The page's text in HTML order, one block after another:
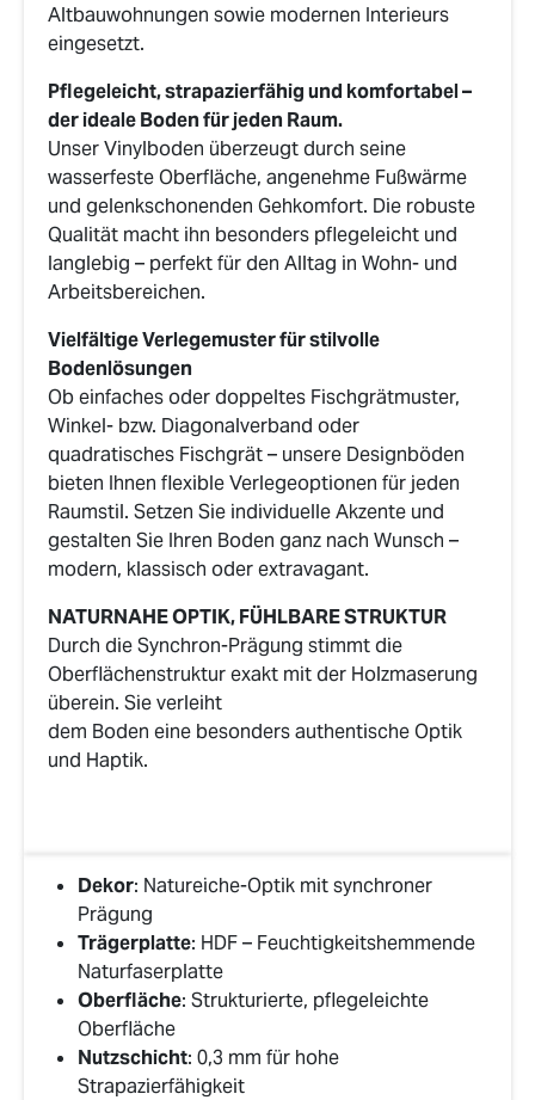
Altbauwohnungen sowie modernen Interieurs
eingesetzt.
Pflegeleicht, strapazierfähig und komfortabel –
der ideale Boden für jeden Raum.
Unser Vinylboden überzeugt durch seine
wasserfeste Oberfläche, angenehme Fußwärme
und gelenkschonenden Gehkomfort. Die robuste
Qualität macht ihn besonders pflegeleicht und
langlebig – perfekt für den Alltag in Wohn- und
Arbeitsbereichen.
Vielfältige Verlegemuster für stilvolle
Bodenlösungen
Ob einfaches oder doppeltes Fischgrätmuster,
Winkel- bzw. Diagonalverband oder
quadratisches Fischgrät – unsere Designböden
bieten Ihnen flexible Verlegeoptionen für jeden
Raumstil. Setzen Sie individuelle Akzente und
gestalten Sie Ihren Boden ganz nach Wunsch –
modern, klassisch oder extravagant.
NATURNAHE OPTIK, FÜHLBARE STRUKTUR
Durch die Synchron-Prägung stimmt die
Oberflächenstruktur exakt mit der Holzmaserung
überein. Sie verleiht
dem Boden eine besonders authentische Optik
und Haptik.
Dekor: Natureiche-Optik mit synchroner
Prägung
Trägerplatte: HDF – Feuchtigkeitshemmende
Naturfaserplatte
Oberfläche: Strukturierte, pflegeleichte
Oberfläche
Nutzschicht: 0,3 mm für hohe
Strapazierfähigkeit